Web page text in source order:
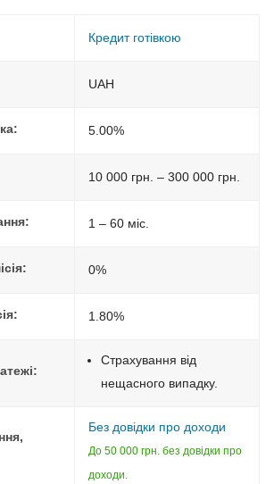
Кредит готівкою
UAH
5.00%
10 000 грн. – 300 000 грн.
1 – 60 міс.
0%
1.80%
Страхування від
нещасного випадку.
Без довідки про доходи
До 50 000 грн. без довідки про
доходи.